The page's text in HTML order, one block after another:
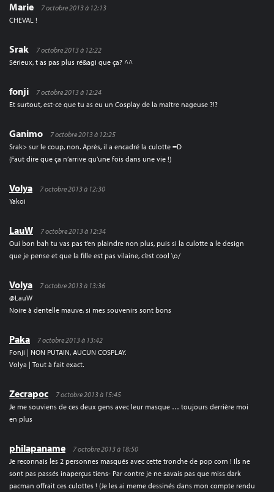
Marie
7 octobre 2013 à 12:13
CHEVAL !
Srak
7 octobre 2013 à 12:22
Sérieux, t as pas plus ré&agi que ça? ^^
fonji
7 octobre 2013 à 12:24
Et surtout, est-ce que tu as eu un Cosplay de la maître nageuse ?!?
Ganimo
7 octobre 2013 à 12:25
Srak> sur le coup, non. Après, il a encadré la culotte =D
(Faut dire que ça n’arrive qu’une fois dans une vie !)
Volya
7 octobre 2013 à 12:30
Yakoi
LauW
7 octobre 2013 à 12:34
Oui bon bah tu vas pas t’en plaindre non plus, puis si la culotte a le design
que je pense et que la fille est pas vilaine, c’est cool \o/
Volya
7 octobre 2013 à 13:36
@LauW
Noire à dentelle mauve, si mes souvenirs sont bons
Paka
7 octobre 2013 à 13:42
Fonji | NON PUTAIN, AUCUN COSPLAY.
Volya | Tout à fait exact.
Zecrapoc
7 octobre 2013 à 15:45
Je me souviens de ces deux gens avec leur masque … toujours derrière moi
en plus
philapaname
7 octobre 2013 à 18:50
Je reconnais les 2 personnes masqués avec cette tronche de pop corn ! Ils ne
sont pas passés inaperçus tiens- Par contre je ne savais pas que miss dark
pacman offrait ces culottes ! (Je les ai meme dessinés dans mon compte rendu